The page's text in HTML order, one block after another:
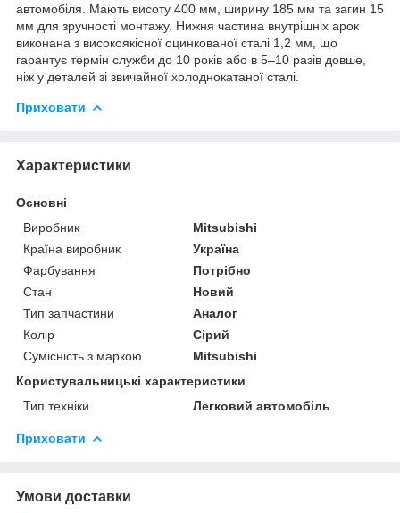
автомобіля. Мають висоту 400 мм, ширину 185 мм та загин 15
мм для зручності монтажу. Нижня частина внутрішніх арок
виконана з високоякісної оцинкованої сталі 1,2 мм, що
гарантує термін служби до 10 років або в 5–10 разів довше,
ніж у деталей зі звичайної холоднокатаної сталі.
Приховати
Характеристики
Основні
Виробник
Mitsubishi
Країна виробник
Україна
Фарбування
Потрібно
Стан
Новий
Тип запчастини
Аналог
Колір
Сірий
Сумісність з маркою
Mitsubishi
Користувальницькі характеристики
Тип техніки
Легковий автомобіль
Приховати
Умови доставки